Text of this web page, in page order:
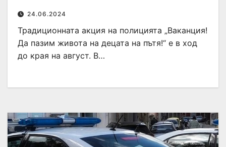
24.06.2024
Традиционната акция на полицията „Ваканция!
Да пазим живота на децата на пътя!“ е в ход
до края на август. В…